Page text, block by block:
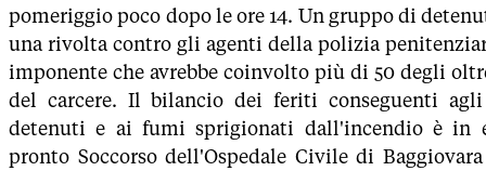
pomeriggio poco dopo le ore 14. Un gruppo di
una rivolta contro gli agenti della polizia
imponente che avrebbe coinvolto più di 50 degli
del carcere. Il bilancio dei feriti conseguenti
detenuti e ai fumi sprigionati dall'incendio è in
pronto Soccorso dell'Ospedale Civile di